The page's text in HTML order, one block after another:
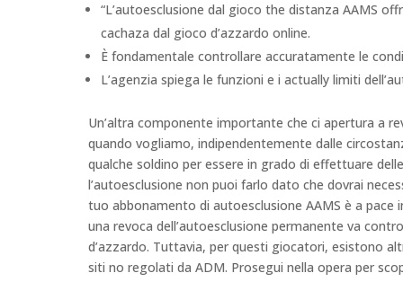
“L’autoesclusione dal gioco the distanza AAMS
cachaza dal gioco d’azzardo online.
È fondamentale controllare accuratamente le
L’agenzia spiega le funzioni e i actually limiti
Un’altra componente importante che ci apertura a
quando vogliamo, indipendentemente dalle
qualche soldino per essere in grado di effettuare
l’autoesclusione non puoi farlo dato che dovrai
tuo abbonamento di autoesclusione AAMS è a
una revoca dell’autoesclusione permanente va
d’azzardo. Tuttavia, per questi giocatori, esistono
siti no regolati da ADM. Prosegui nella opera per